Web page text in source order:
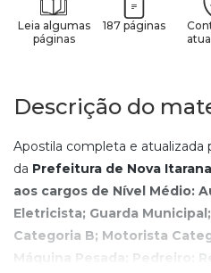
Leia algumas
páginas
187 páginas
Descrição do
Apostila completa e atualizada
da Prefeitura de Nova
aos cargos de Nível Médio:
Eletricista; Guarda
Categoria B; Motorista
Máquina Pesada; Pedreiro;